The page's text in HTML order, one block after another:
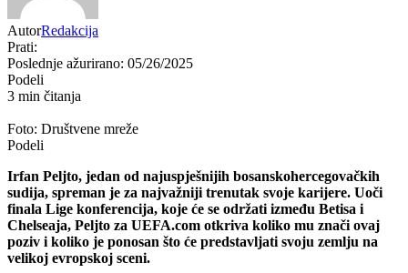
AutorRedakcija
Prati:
Poslednje ažurirano: 05/26/2025
Podeli
3 min čitanja
Foto: Društvene mreže
Podeli
Irfan Peljto, jedan od najuspješnijih bosanskohercegovačkih
sudija, spreman je za najvažniji trenutak svoje karijere. Uoči
finala Lige konferencija, koje će se održati između Betisa i
Chelseaja, Peljto za UEFA.com otkriva koliko mu znači ovaj
poziv i koliko je ponosan što će predstavljati svoju zemlju na
velikoj evropskoj sceni.